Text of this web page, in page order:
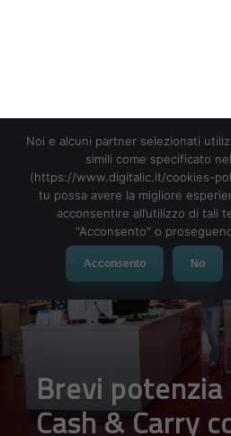
Brevi potenzia
Cash & Carry
punto di
FRANCESCO MARINO|4 LUG 2015
Acconsento No